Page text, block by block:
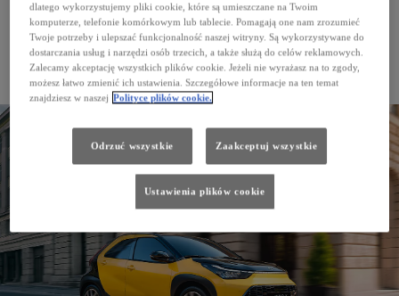
dlatego wykorzystujemy pliki cookie, które są umieszczane na Twoim
komputerze, telefonie komórkowym lub tablecie. Pomagają one nam zrozumieć
Twoje potrzeby i ulepszać funkcjonalność naszej witryny. Są wykorzystywane do
dostarczania usług i narzędzi osób trzecich, a także służą do celów reklamowych.
Zalecamy akceptację wszystkich plików cookie. Jeżeli nie wyrażasz na to zgody,
możesz łatwo zmienić ich ustawienia. Szczegółowe informacje na ten temat
znajdziesz w naszej Polityce plików cookie.
Odrzuć wszystkie Zaakceptuj wszystkie
Ustawienia plików cookie